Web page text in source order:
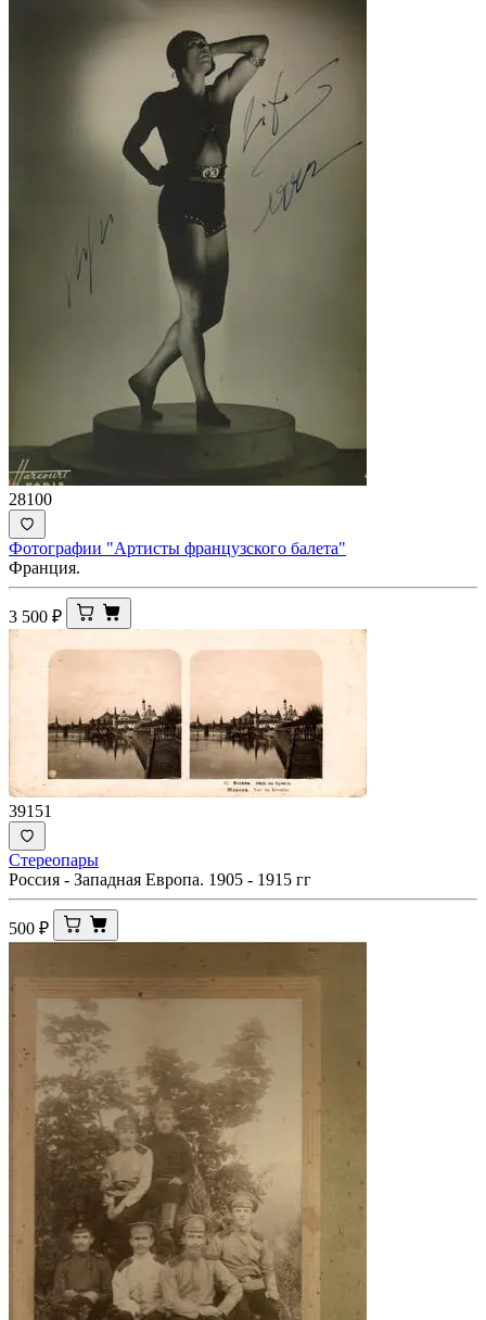
28100
Фотографии "Артисты французского балета"
Франция.
3 500 ₽
39151
Стереопары
Россия - Западная Европа. 1905 - 1915 гг
500 ₽